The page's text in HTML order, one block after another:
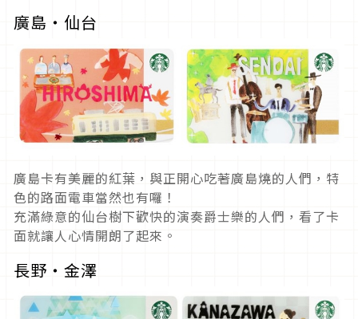
廣島・仙台
廣島卡有美麗的紅葉，與正開心吃著廣島燒的人們，特
色的路面電車當然也有囉！
充滿綠意的仙台樹下歡快的演奏爵士樂的人們，看了卡
面就讓人心情開朗了起來。
長野・金澤